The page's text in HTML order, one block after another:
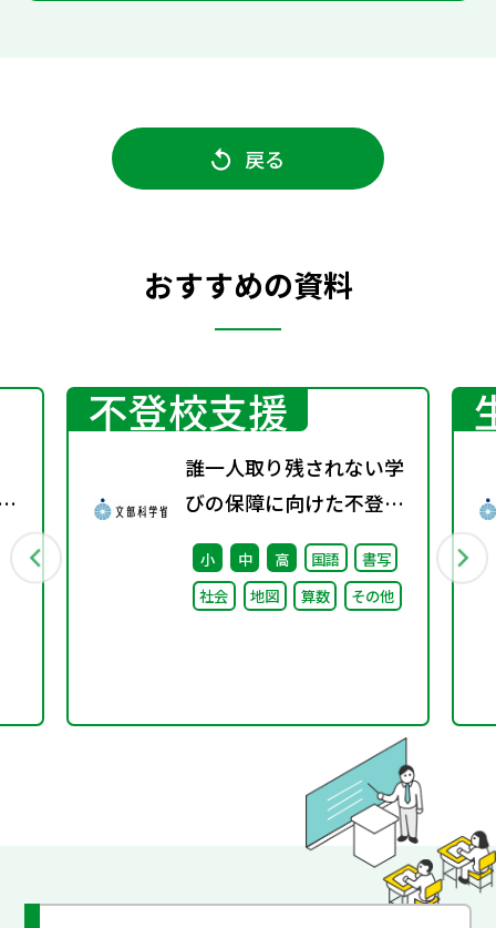
戻る
おすすめの資料
不登校支援
誰一人取り残されない学
びの保障に向けた不登校
対策推進本部（第4回）
安心して学べる魅力ある
学校づくりの推進に向け
小 中 高 国語
書写
社会
地図 算数 その他